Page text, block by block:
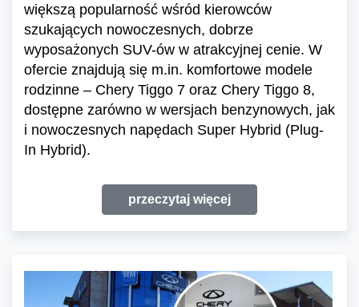
większą popularność wśród kierowców
szukających nowoczesnych, dobrze
wyposażonych SUV-ów w atrakcyjnej cenie. W
ofercie znajdują się m.in. komfortowe modele
rodzinne – Chery Tiggo 7 oraz Chery Tiggo 8,
dostępne zarówno w wersjach benzynowych, jak
i nowoczesnych napędach Super Hybrid (Plug-
In Hybrid).
przeczytaj więcej